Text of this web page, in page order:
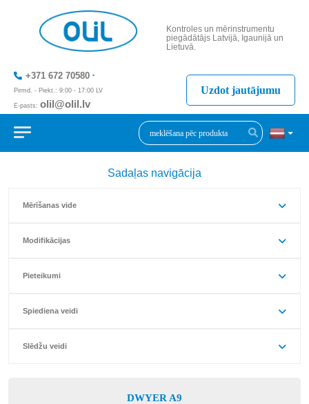
Kontroles un mērinstrumentu
piegādātājs Latvijā, Igaunijā un
Lietuvā.
+371 672 70580
Pirmd. - Piekt.: 9:00 - 17:00 LV
E-pasts: olil@olil.lv
+371 287 11411
Uzdot jautājumu
Sadaļas navigācija
Mērīšanas vide
Modifikācijas
Pieteikumi
Spiediena veidi
Slēdžu veidi
DWYER A9